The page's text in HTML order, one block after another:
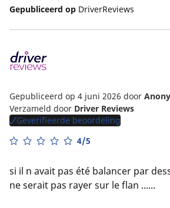
Gepubliceerd op DriverReviews
Gepubliceerd op 4 juni 2026 door
Verzameld door Driver Reviews
Geverifieerde beoordeling
4/5
si il n avait pas été balancer par
ne serait pas rayer sur le flan ......